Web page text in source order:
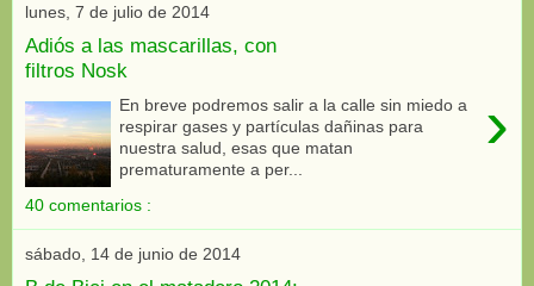
lunes, 7 de julio de 2014
Adiós a las mascarillas, con
filtros Nosk
›
En breve podremos salir a la calle sin miedo a
respirar gases y partículas dañinas para
nuestra salud, esas que matan
prematuramente a per...
40 comentarios :
sábado, 14 de junio de 2014